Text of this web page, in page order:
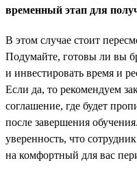
временный этап для
В этом случае стоит
Подумайте, готовы ли вы
и инвестировать время и
Если да, то рекомендуем
соглашение, где будет
после завершения
уверенность, что
на комфортный для вас